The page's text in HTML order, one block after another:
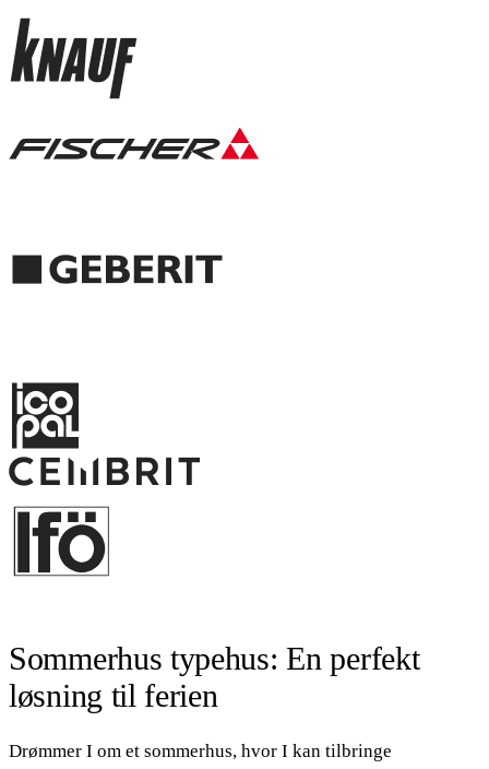
Sommerhus typehus: En perfekt
løsning til ferien
Drømmer I om et sommerhus, hvor I kan tilbringe